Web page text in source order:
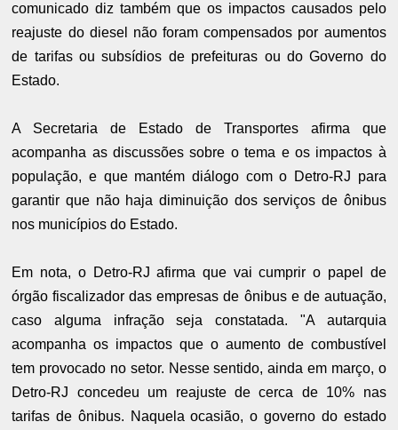
comunicado diz também que os impactos causados pelo
reajuste do diesel não foram compensados por aumentos
de tarifas ou subsídios de prefeituras ou do Governo do
Estado.
A Secretaria de Estado de Transportes afirma que
acompanha as discussões sobre o tema e os impactos à
população, e que mantém diálogo com o Detro-RJ para
garantir que não haja diminuição dos serviços de ônibus
nos municípios do Estado.
Em nota, o Detro-RJ afirma que vai cumprir o papel de
órgão fiscalizador das empresas de ônibus e de autuação,
caso alguma infração seja constatada. "A autarquia
acompanha os impactos que o aumento de combustível
tem provocado no setor. Nesse sentido, ainda em março, o
Detro-RJ concedeu um reajuste de cerca de 10% nas
tarifas de ônibus. Naquela ocasião, o governo do estado